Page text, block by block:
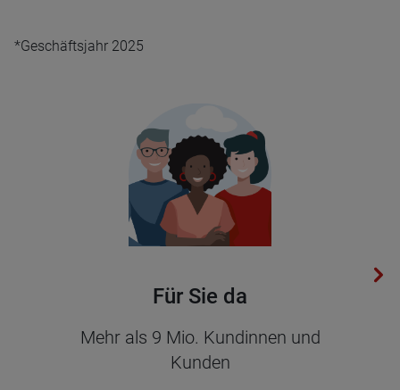
*Geschäftsjahr 2025
Für Sie da
Mehr als 9 Mio. Kun­din­nen und
Kun­den